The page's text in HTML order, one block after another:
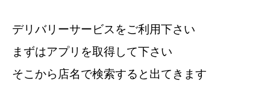
デリバリーサービスをご利用下さい
まずはアプリを取得して下さい
そこから店名で検索すると出てきます